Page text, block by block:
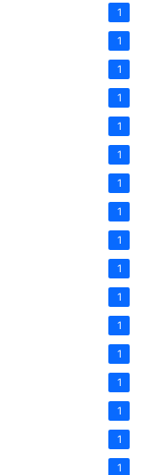
1
1
1
1
1
1
1
1
1
1
1
1
1
1
1
1
1